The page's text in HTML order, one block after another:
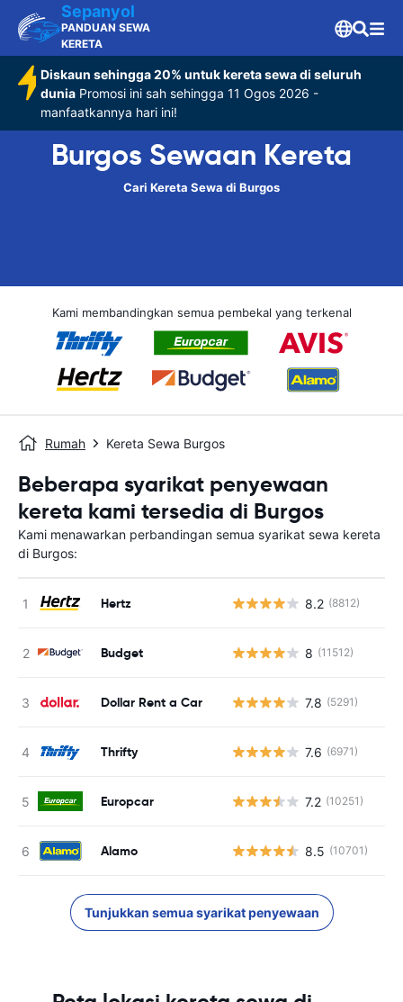
Sepanyol
PANDUAN SEWA
KERETA
Diskaun sehingga 20% untuk kereta sewa di seluruh
dunia Promosi ini sah sehingga 11 Ogos 2026 -
manfaatkannya hari ini!
Burgos Sewaan Kereta
Cari Kereta Sewa di Burgos
Kami membandingkan semua pembekal yang terkenal
Rumah Kereta Sewa Burgos
Beberapa syarikat penyewaan
kereta kami tersedia di Burgos
Kami menawarkan perbandingan semua syarikat sewa kereta
di Burgos:
Hertz 8.2 (8812)
Budget 8 (11512)
Dollar Rent a Car 7.8 (5291)
Thrifty 7.6 (6971)
Europcar 7.2 (10251)
Alamo 8.5 (10701)
Tunjukkan semua syarikat penyewaan